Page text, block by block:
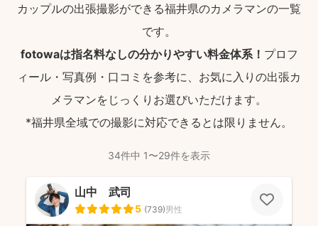
カップルの出張撮影ができる福井県のカメラマンの一覧
です。
fotowaは指名料なしの分かりやすい料金体系！ プロフ
ィール・写真例・口コミを参考に、お気に入りの出張カ
メラマンをじっくりお選びいただけます。
*福井県全域での撮影に対応できるとは限りません。
34件中 1〜29件を表示
山中 武司
5 (739)男性